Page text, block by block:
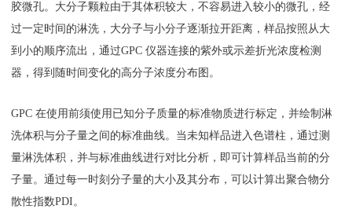
胶微孔。大分子颗粒由于其体积较大，不容易进入较小的微孔，经
过一定时间的淋洗，大分子与小分子逐渐拉开距离，样品按照从大
到小的顺序流出，通过GPC 仪器连接的紫外或示差折光浓度检测
器，得到随时间变化的高分子浓度分布图。
GPC 在使用前须使用已知分子质量的标准物质进行标定，并绘制淋
洗体积与分子量之间的标准曲线。当未知样品进入色谱柱，通过测
量淋洗体积，并与标准曲线进行对比分析，即可计算样品当前的分
子量。通过每一时刻分子量的大小及其分布，可以计算出聚合物分
散性指数PDI。